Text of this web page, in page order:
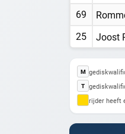
69
25
Joost
M
T
rijder heeft